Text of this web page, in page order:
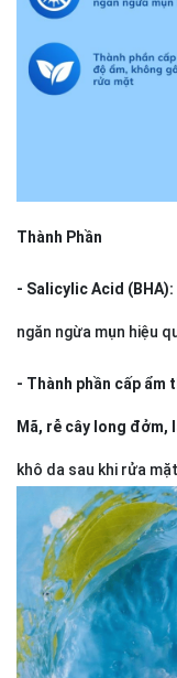
Thành Phần
- Salicylic Acid (BHA):
ngăn ngừa mụn hiệu
- Thành phần cấp ẩm
Mã, rễ cây long đởm,
khô da sau khi rửa